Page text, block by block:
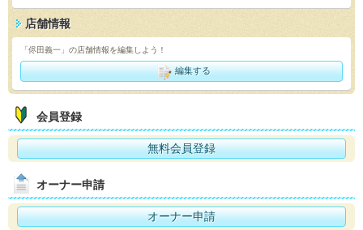
店舗情報
「侭田義一」の店舗情報を編集しよう！
編集する
会員登録
無料会員登録
オーナー申請
オーナー申請